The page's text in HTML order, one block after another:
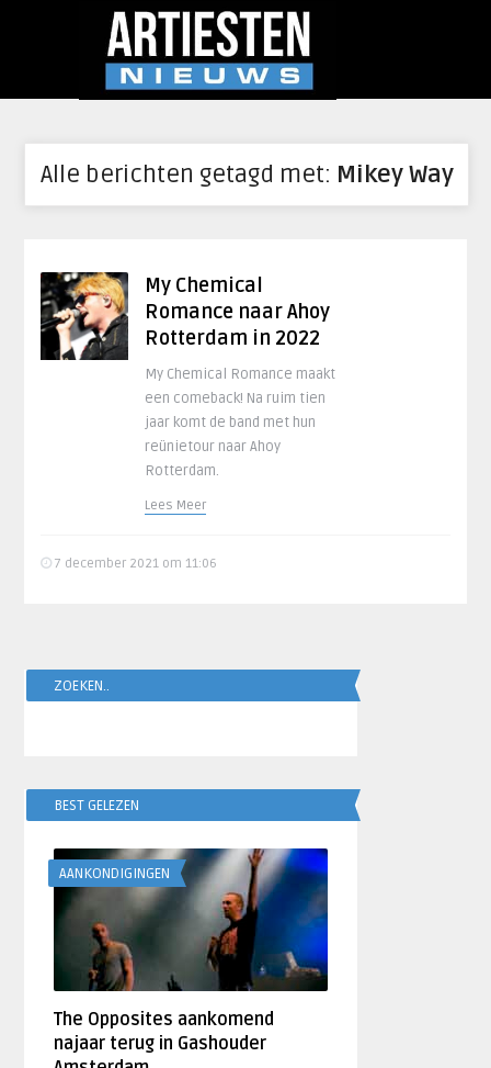
Alle berichten getagd met: Mikey Way
My Chemical
Romance naar Ahoy
Rotterdam in 2022
My Chemical Romance maakt
een comeback! Na ruim tien
jaar komt de band met hun
reünietour naar Ahoy
Rotterdam.
Lees Meer
7 december 2021 om 11:06
ZOEKEN..
BEST GELEZEN
AANKONDIGINGEN
The Opposites aankomend
najaar terug in Gashouder